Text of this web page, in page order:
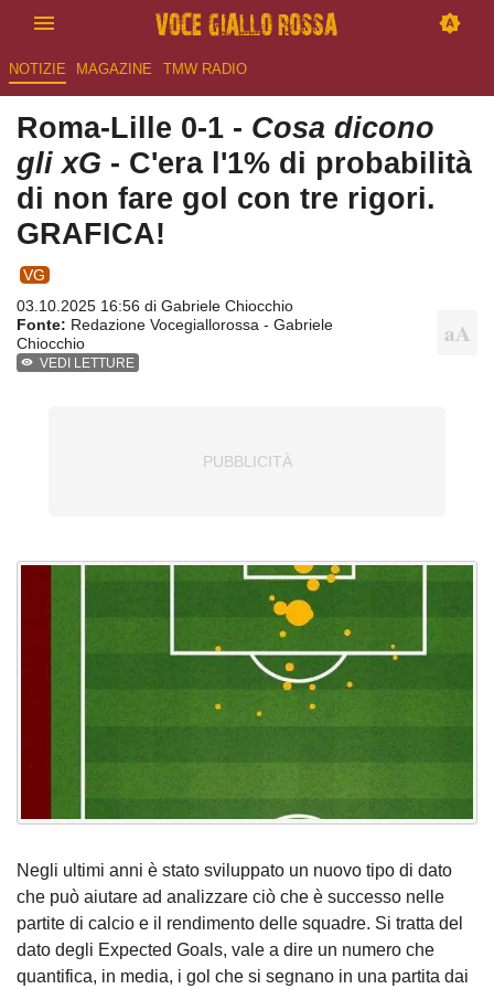
NOTIZIE MAGAZINE TMW RADIO
Roma-Lille 0-1 - Cosa dicono
gli xG - C'era l'1% di probabilità
di non fare gol con tre rigori.
GRAFICA!
VG
03.10.2025 16:56 di Gabriele Chiocchio
Fonte: Redazione Vocegiallorossa - Gabriele
Chiocchio
VEDI LETTURE
Negli ultimi anni è stato sviluppato un nuovo tipo di dato
che può aiutare ad analizzare ciò che è successo nelle
partite di calcio e il rendimento delle squadre. Si tratta del
dato degli Expected Goals, vale a dire un numero che
quantifica, in media, i gol che si segnano in una partita dai